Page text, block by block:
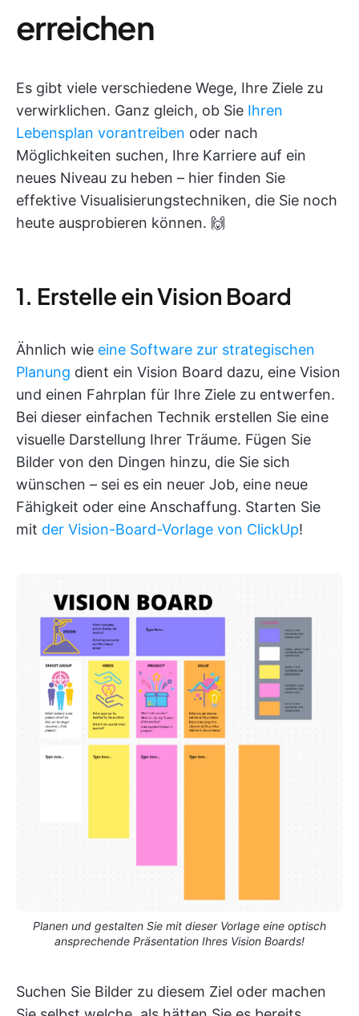
erreichen
Es gibt viele verschiedene Wege, Ihre Ziele zu
verwirklichen. Ganz gleich, ob Sie Ihren
Lebensplan vorantreiben oder nach
Möglichkeiten suchen, Ihre Karriere auf ein
neues Niveau zu heben – hier finden Sie
effektive Visualisierungstechniken, die Sie noch
heute ausprobieren können. 🙌
1. Erstelle ein Vision Board
Ähnlich wie eine Software zur strategischen
Planung dient ein Vision Board dazu, eine Vision
und einen Fahrplan für Ihre Ziele zu entwerfen.
Bei dieser einfachen Technik erstellen Sie eine
visuelle Darstellung Ihrer Träume. Fügen Sie
Bilder von den Dingen hinzu, die Sie sich
wünschen – sei es ein neuer Job, eine neue
Fähigkeit oder eine Anschaffung. Starten Sie
mit der Vision-Board-Vorlage von ClickUp!
Planen und gestalten Sie mit dieser Vorlage eine optisch
ansprechende Präsentation Ihres Vision Boards!
Suchen Sie Bilder zu diesem Ziel oder machen